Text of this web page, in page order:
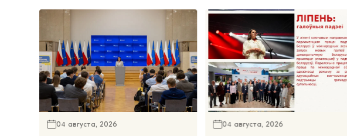
04 августа, 2026 04 августа, 2026